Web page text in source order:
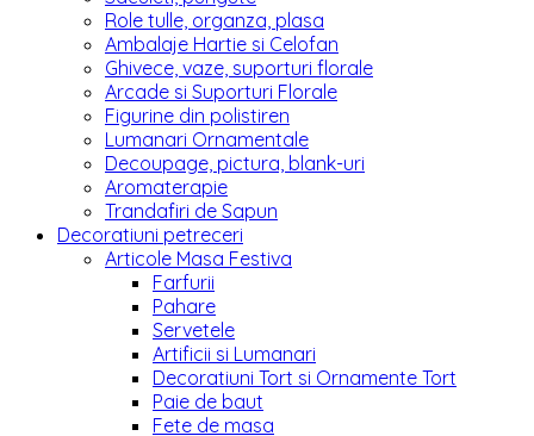
Role tulle, organza, plasa
Ambalaje Hartie si Celofan
Ghivece, vaze, suporturi florale
Arcade si Suporturi Florale
Figurine din polistiren
Lumanari Ornamentale
Decoupage, pictura, blank-uri
Aromaterapie
Trandafiri de Sapun
Decoratiuni petreceri
Articole Masa Festiva
Farfurii
Pahare
Servetele
Artificii si Lumanari
Decoratiuni Tort si Ornamente Tort
Paie de baut
Fete de masa